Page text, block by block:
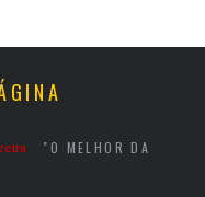
"O MELHOR DA